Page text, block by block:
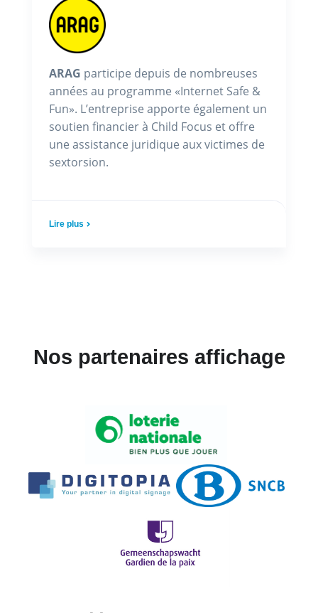
ARAG participe depuis de nombreuses
années au programme «Internet Safe &
Fun». L’entreprise apporte également un
soutien financier à Child Focus et offre
une assistance juridique aux victimes de
sextorsion.
Lire plus
Nos partenaires affichage